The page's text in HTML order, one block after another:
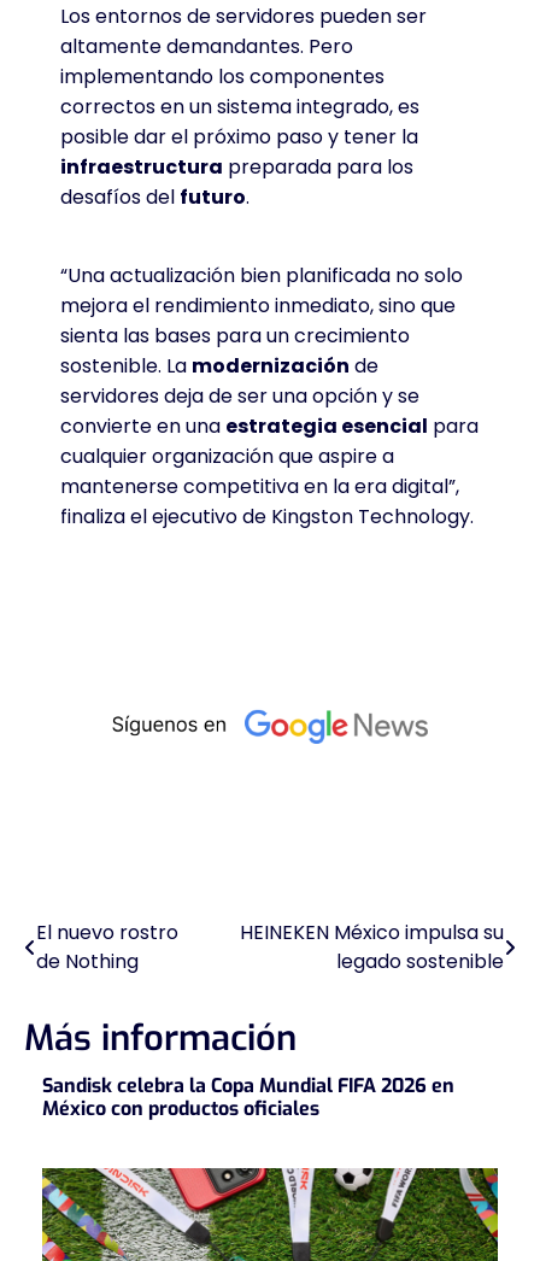
Los entornos de servidores pueden ser
altamente demandantes. Pero
implementando los componentes
correctos en un sistema integrado, es
posible dar el próximo paso y tener la
infraestructura preparada para los
desafíos del futuro.
“Una actualización bien planificada no solo
mejora el rendimiento inmediato, sino que
sienta las bases para un crecimiento
sostenible. La modernización de
servidores deja de ser una opción y se
convierte en una estrategia esencial para
cualquier organización que aspire a
mantenerse competitiva en la era digital”,
finaliza el ejecutivo de Kingston Technology.
Navegación
entradas
El nuevo rostro
de Nothing
HEINEKEN México impulsa su
legado sostenible
Más información
Sandisk celebra la Copa Mundial FIFA 2026 en
México con productos oficiales